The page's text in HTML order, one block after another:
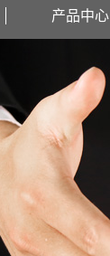
产品中心